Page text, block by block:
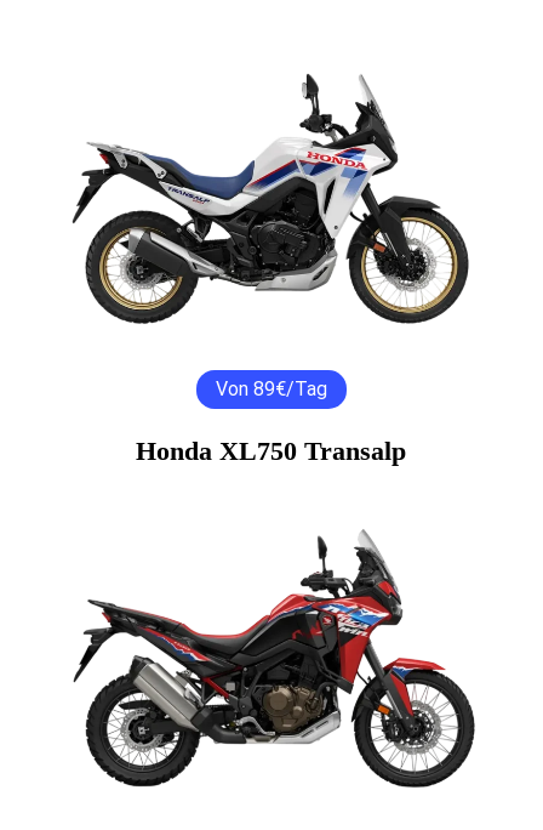
Von 89€/Tag
Honda XL750 Transalp